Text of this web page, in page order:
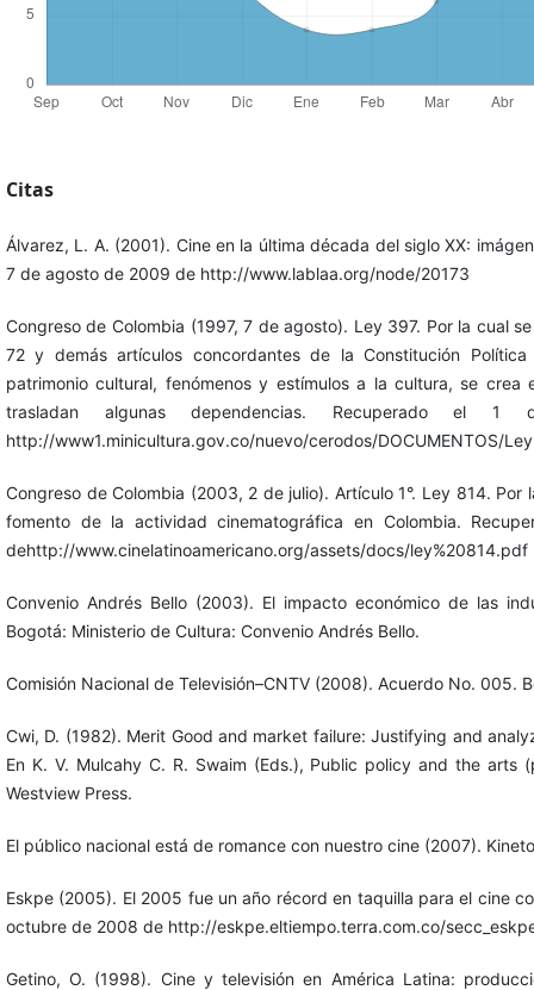
Citas
Álvarez, L. A. (2001). Cine en la última década del siglo XX:
7 de agosto de 2009 de http://www.lablaa.org/node/20173
Congreso de Colombia (1997, 7 de agosto). Ley 397. Por la cual
72 y demás artículos concordantes de la Constitución
patrimonio cultural, fenómenos y estímulos a la cultura, se
trasladan algunas dependencias. Recuperado el
http://www1.minicultura.gov.co/nuevo/cerodos/DOCUMENTOS/
Congreso de Colombia (2003, 2 de julio). Artículo 1°. Ley 814. Por
fomento de la actividad cinematográfica en Colombia.
dehttp://www.cinelatinoamericano.org/assets/docs/ley%20814.pdf
Convenio Andrés Bello (2003). El impacto económico de las
Bogotá: Ministerio de Cultura: Convenio Andrés Bello.
Comisión Nacional de Televisión–CNTV (2008). Acuerdo No. 005.
Cwi, D. (1982). Merit Good and market failure: Justifying and
En K. V. Mulcahy C. R. Swaim (Eds.), Public policy and the arts
Westview Press.
El público nacional está de romance con nuestro cine (2007).
Eskpe (2005). El 2005 fue un año récord en taquilla para el cine
octubre de 2008 de http://eskpe.eltiempo.terra.com.co/
Getino, O. (1998). Cine y televisión en América Latina: